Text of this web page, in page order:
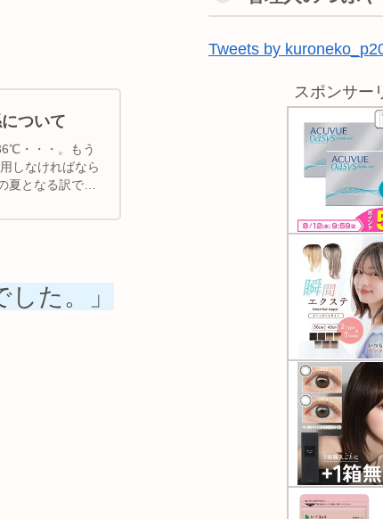
ついて
・・・。もう
しなければなら
となる訳です
た。」
Tweets by
スポンサー